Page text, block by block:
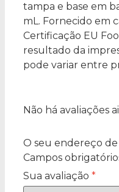
tampa e base em
mL. Fornecido em
Certificação EU
resultado da
pode variar entre
Não há avaliações
O seu endereço
Campos
Sua avaliação *